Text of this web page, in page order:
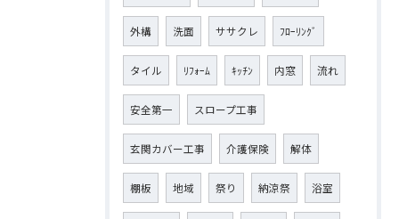
外構 洗面 ササクレ ﾌﾛｰﾘﾝｸﾞ
タイル ﾘﾌｫｰﾑ ｷｯﾁﾝ 内窓 流れ
安全第一 スロープ工事
玄関カバー工事 介護保険 解体
棚板 地域 祭り 納涼祭 浴室